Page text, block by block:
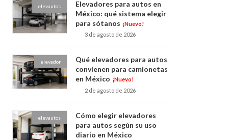
elevautos
Elevadores para autos en
México: qué sistema elegir
para sótanos ¡Nuevo!
3 de agosto de 2026
elevador
Qué elevadores para autos
convienen para camionetas
en México ¡Nuevo!
2 de agosto de 2026
elevautos
Cómo elegir elevadores
para autos según su uso
diario en México